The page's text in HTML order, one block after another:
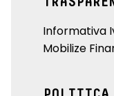
Informativa
Mobilize